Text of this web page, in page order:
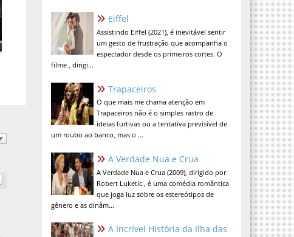
Eiffel
Assistindo Eiffel (2021), é inevitável sentir
um gesto de frustração que acompanha o
espectador desde os primeiros cortes. O
filme , dirigi...
Trapaceiros
O que mais me chama atenção em
Trapaceiros não é o simples rastro de
ideias furtivas ou a tentativa previsível de
um roubo ao banco, mas o ...
A Verdade Nua e Crua
A Verdade Nua e Crua (2009), dirigido por
Robert Luketic , é uma comédia romântica
que joga luz sobre os estereótipos de
gênero e as dinâm...
A Incrível História da Ilha das